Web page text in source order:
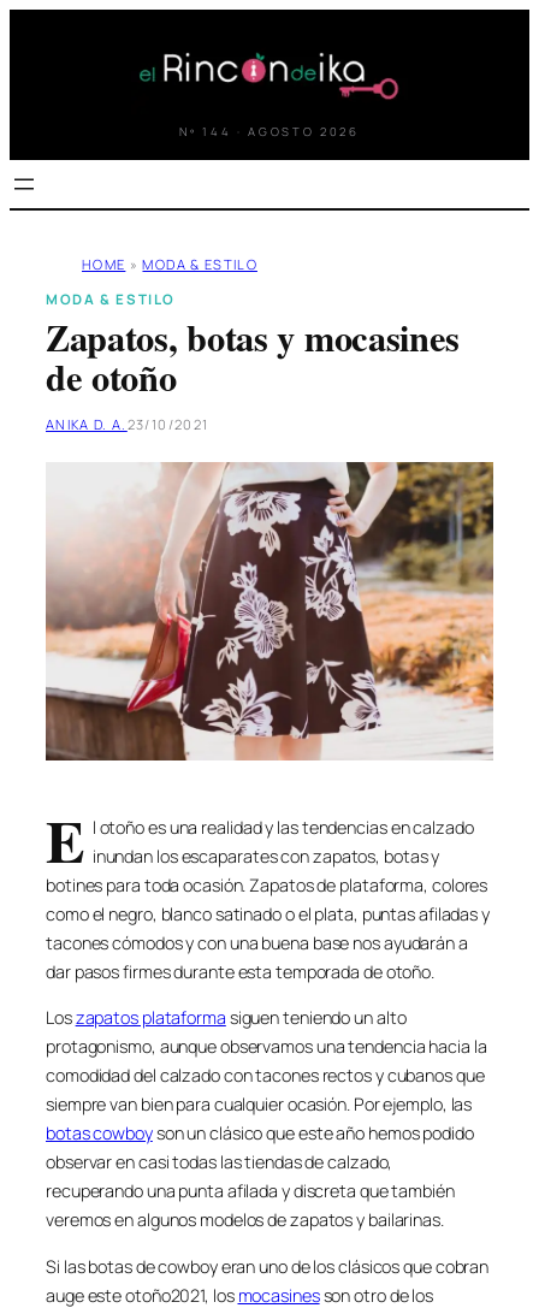
Nº 144 · AGOSTO 2026
HOME » MODA & ESTILO
MODA & ESTILO
Zapatos, botas y mocasines
de otoño
ANIKA D. A. 23/10/2021
E l otoño es una realidad y las tendencias en calzado
inundan los escaparates con zapatos, botas y
botines para toda ocasión. Zapatos de plataforma, colores
como el negro, blanco satinado o el plata, puntas afiladas y
tacones cómodos y con una buena base nos ayudarán a
dar pasos firmes durante esta temporada de otoño.
Loszapatos plataforma siguen teniendo un alto
protagonismo, aunque observamos una tendencia hacia la
comodidad del calzado con tacones rectos y cubanos que
siempre van bien para cualquier ocasión. Por ejemplo, las
botas cowboyson un clásico que este año hemos podido
observar en casi todas las tiendas de calzado,
recuperando una punta afilada y discreta que también
veremos en algunos modelos de zapatos y bailarinas.
Si las botas de cowboy eran uno de los clásicos que cobran
auge este otoño2021, los mocasinesson otro de los